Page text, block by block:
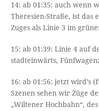
14: ab 01:35: auch wenn
Theresien-Straße, ist das
Zuges als Linie 3 im
15: ab 01:39: Linie 4 auf
stadteinwärts,
16: ab 01:56: jetzt wird’s
Szenen sehen wir Züge
„Wiltener Hochbahn“,